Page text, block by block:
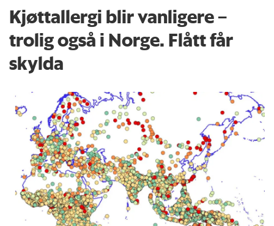
Kjøttallergi blir vanligere –
trolig også i Norge. Flått får
skylda